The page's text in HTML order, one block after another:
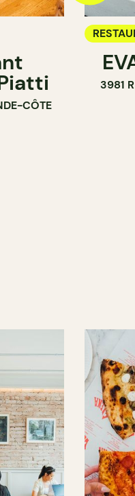
CÔTE
3981